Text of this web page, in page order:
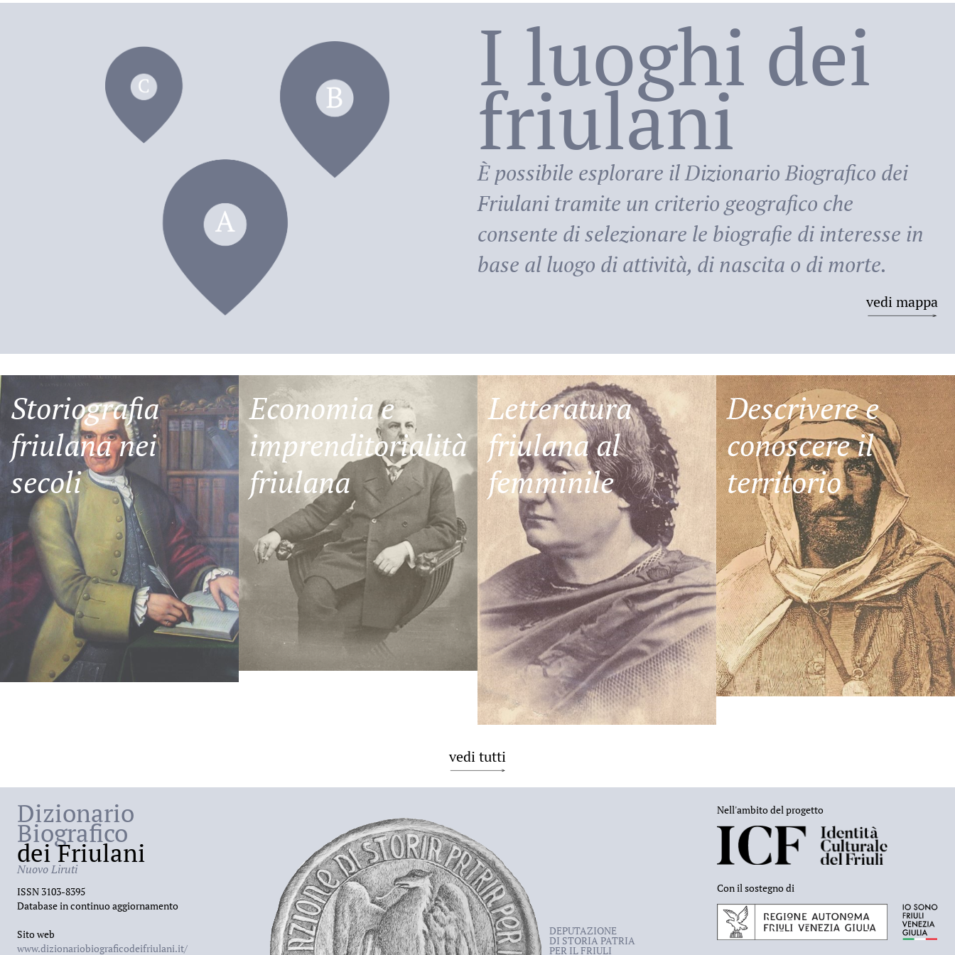
dei Friulani
I luoghi dei
friulani
È possibile esplorare ilDizionario Biografico dei
Friulani tramite un criterio geografico che
consente di selezionare le biografie di interesse in
base al luogo di attività, di nascita o di morte.
vedi mappa
Storiografia
friulana nei
secoli
Economia e
imprenditorialità
friulana
Letteratura
friulana al
femminile
Descrivere e
conoscere il
territorio
vedi tutti
Dizionario
Biografico
dei Friulani
Nuovo Liruti
ISSN 3103-8395
Database in continuo aggiornamento
Sito web
www.dizionariobiograficodeifriulani.it/
DEPUTAZIONE
DI STORIA PATRIA
PER IL FRIULI
Nell'ambito del progetto
Con il sostegno di